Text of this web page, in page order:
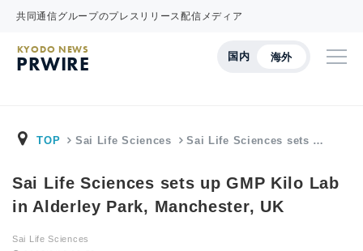
共同通信グループのプレスリリース配信メディア
国内 海外
KYODO NEWS
PRWIRE
TOP Sai Life Sciences Sai Life Sciences sets …
Sai Life Sciences sets up GMP Kilo Lab
in Alderley Park, Manchester, UK
Sai Life Sciences